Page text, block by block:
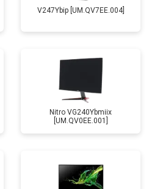
V247Ybip [UM.QV7EE.004]
Nitro VG240Ybmiix
[UM.QV0EE.001]